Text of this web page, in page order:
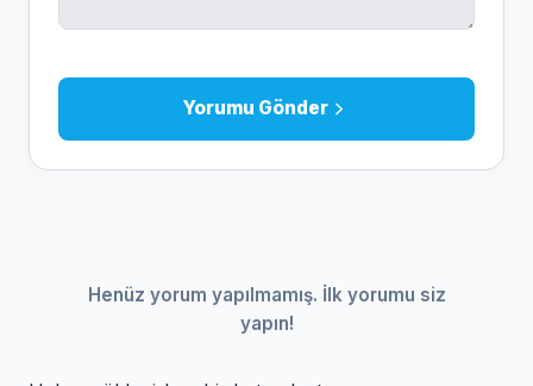
Yorumu Gönder
Henüz yorum yapılmamış. İlk yorumu siz
yapın!